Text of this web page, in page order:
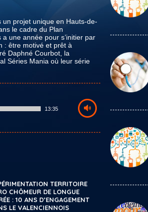
projet unique en Hauts-de-
le cadre du Plan
une année pour s’initier par
: être motivé et prêt à
Daphné Courbot, la
Séries Mania où leur série
13:35
TERRITOIRE
CHÔMEUR DE LONGUE
: 10 ANS D’ENGAGEMENT
LE VALENCIENNOIS